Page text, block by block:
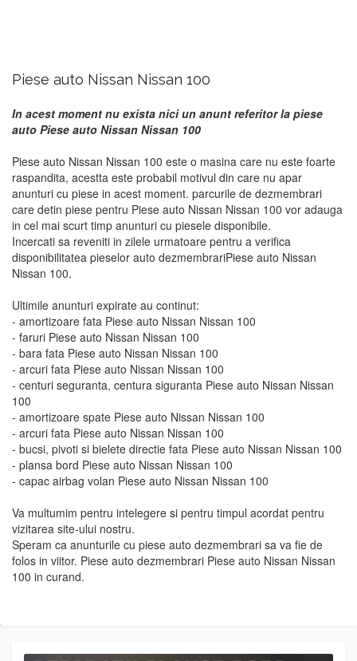
Piese auto Nissan Nissan 100
In acest moment nu exista nici un anunt referitor la piese
auto Piese auto Nissan Nissan 100
Piese auto Nissan Nissan 100 este o masina care nu este foarte
raspandita, acestta este probabil motivul din care nu apar
anunturi cu piese in acest moment. parcurile de dezmembrari
care detin piese pentru Piese auto Nissan Nissan 100 vor adauga
in cel mai scurt timp anunturi cu piesele disponibile.
Incercati sa reveniti in zilele urmatoare pentru a verifica
disponibilitatea pieselor auto dezmembrariPiese auto Nissan
Nissan 100.
Ultimile anunturi expirate au continut:
- amortizoare fata Piese auto Nissan Nissan 100
- faruri Piese auto Nissan Nissan 100
- bara fata Piese auto Nissan Nissan 100
- arcuri fata Piese auto Nissan Nissan 100
- centuri seguranta, centura siguranta Piese auto Nissan Nissan
100
- amortizoare spate Piese auto Nissan Nissan 100
- arcuri fata Piese auto Nissan Nissan 100
- bucsi, pivoti si bielete directie fata Piese auto Nissan Nissan 100
- plansa bord Piese auto Nissan Nissan 100
- capac airbag volan Piese auto Nissan Nissan 100
Va multumim pentru intelegere si pentru timpul acordat pentru
vizitarea site-ului nostru.
Speram ca anunturile cu piese auto dezmembrari sa va fie de
folos in viitor. Piese auto dezmembrari Piese auto Nissan Nissan
100 in curand.